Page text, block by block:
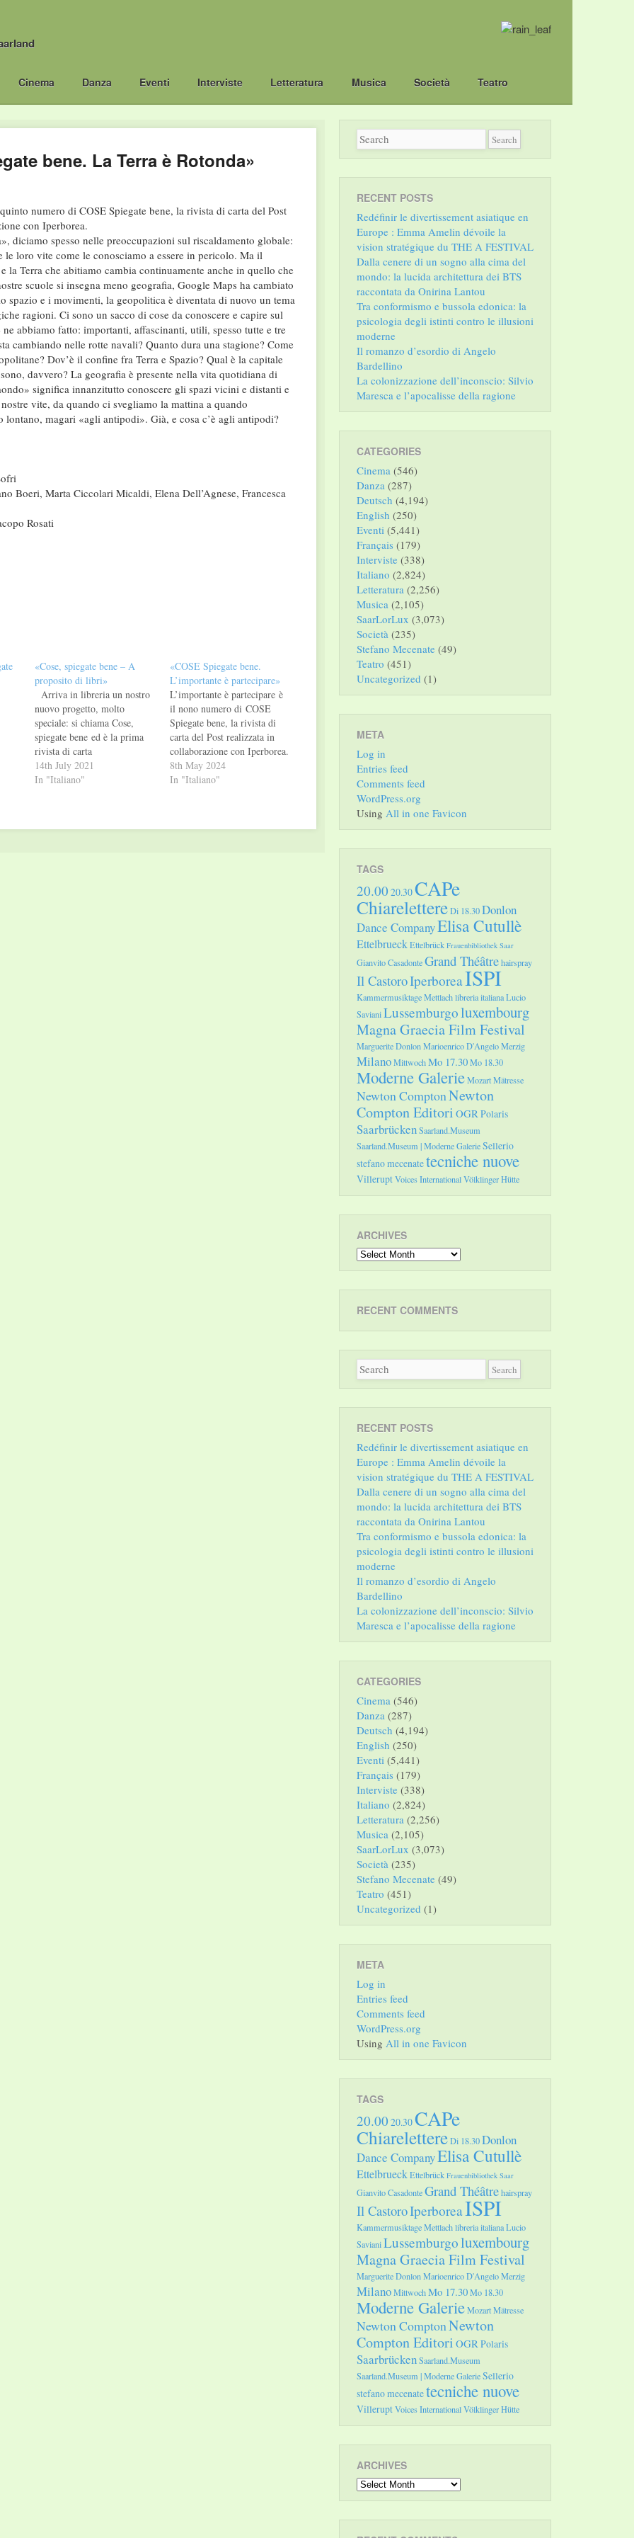
Cinema Danza Eventi Interviste Letteratura Musica Società Teatro
bene. La Terra è Rotonda»
numero di COSE Spiegate bene, la rivista di carta del Post
con Iperborea.
diciamo spesso nelle preoccupazioni sul riscaldamento globale:
le loro vite come le conosciamo a essere in pericolo. Ma il
la Terra che abitiamo cambia continuamente anche in quello che
scuole si insegna meno geografia, Google Maps ha cambiato
spazio e i movimenti, la geopolitica è diventata di nuovo un tema
ragioni. Ci sono un sacco di cose da conoscere e capire sul
abbiamo fatto: importanti, affascinanti, utili, spesso tutte e tre
cambiando nelle rotte navali? Quanto dura una stagione? Come
Dov’è il confine fra Terra e Spazio? Qual è la capitale
davvero? La geografia è presente nella vita quotidiana di
significa innanzitutto conoscere gli spazi vicini e distanti e
vite, da quando ci svegliamo la mattina a quando
magari «agli antipodi». Già, e cosa c’è agli antipodi?
Boeri, Marta Ciccolari Micaldi, Elena Dell’Agnese, Francesca
Rosati
«Cose, spiegate bene – A
proposito di libri»
Arriva in libreria un nostro
nuovo progetto, molto
speciale: si chiama Cose,
spiegate bene ed è la prima
rivista di carta
del Post realizzata in
collaborazione con
14th July 2021
In "Italiano"
«COSE Spiegate bene.
L’importante è partecipare»
L’importante è partecipare è
il nono numero di COSE
Spiegate bene, la rivista di
carta del Post realizzata in
collaborazione con Iperborea.
Tra entusiasmi, problemi,
successi, fallimenti, settimane
8th May 2024
In "Italiano"
RECENT POSTS
Redéfinir le divertissement asiatique en
Europe : Emma Amelin dévoile la
vision stratégique du THE A FESTIVAL
Dalla cenere di un sogno alla cima del
mondo: la lucida architettura dei BTS
raccontata da Onirina Lantou
Tra conformismo e bussola edonica: la
psicologia degli istinti contro le illusioni
moderne
Il romanzo d’esordio di Angelo
Bardellino
La colonizzazione dell’inconscio: Silvio
Maresca e l’apocalisse della ragione
CATEGORIES
Cinema (546)
Danza (287)
Deutsch (4,194)
English (250)
Eventi (5,441)
Français (179)
Interviste (338)
Italiano (2,824)
Letteratura (2,256)
Musica (2,105)
SaarLorLux (3,073)
Società (235)
Stefano Mecenate (49)
Teatro (451)
Uncategorized (1)
META
Log in
Entries feed
Comments feed
WordPress.org
Using All in one Favicon
TAGS
20.00 20.30CAPe
ChiarelettereDi 18.30Donlon
Dance CompanyElisa Cutullè
EttelbrueckEttelbrück Frauenbibliothek Saar
Gianvito CasadonteGrand Théâtrehairspray
Il CastoroIperboreaISPI
Kammermusiktage Mettlachlibreria italianaLucio
SavianiLussemburgoluxembourg
Magna Graecia Film Festival
Marguerite DonlonMarioenrico D'AngeloMerzig
MilanoMittwochMo 17.30Mo 18.30
Moderne GalerieMozartMätresse
Newton ComptonNewton
Compton Editori OGRPolaris
SaarbrückenSaarland.Museum
Saarland.Museum | Moderne GalerieSellerio
stefano mecenatetecniche nuove
VilleruptVoices InternationalVölklinger Hütte
ARCHIVES
Archives
RECENT COMMENTS
RECENT POSTS
Redéfinir le divertissement asiatique en
Europe : Emma Amelin dévoile la
vision stratégique du THE A FESTIVAL
Dalla cenere di un sogno alla cima del
mondo: la lucida architettura dei BTS
raccontata da Onirina Lantou
Tra conformismo e bussola edonica: la
psicologia degli istinti contro le illusioni
moderne
Il romanzo d’esordio di Angelo
Bardellino
La colonizzazione dell’inconscio: Silvio
Maresca e l’apocalisse della ragione
CATEGORIES
Cinema (546)
Danza (287)
Deutsch (4,194)
English (250)
Eventi (5,441)
Français (179)
Interviste (338)
Italiano (2,824)
Letteratura (2,256)
Musica (2,105)
SaarLorLux (3,073)
Società (235)
Stefano Mecenate (49)
Teatro (451)
Uncategorized (1)
META
Log in
Entries feed
Comments feed
WordPress.org
Using All in one Favicon
TAGS
20.00 20.30CAPe
ChiarelettereDi 18.30Donlon
Dance CompanyElisa Cutullè
EttelbrueckEttelbrück Frauenbibliothek Saar
Gianvito CasadonteGrand Théâtrehairspray
Il CastoroIperboreaISPI
Kammermusiktage Mettlachlibreria italianaLucio
SavianiLussemburgoluxembourg
Magna Graecia Film Festival
Marguerite DonlonMarioenrico D'AngeloMerzig
MilanoMittwochMo 17.30Mo 18.30
Moderne GalerieMozartMätresse
Newton ComptonNewton
Compton Editori OGRPolaris
SaarbrückenSaarland.Museum
Saarland.Museum | Moderne GalerieSellerio
stefano mecenatetecniche nuove
VilleruptVoices InternationalVölklinger Hütte
ARCHIVES
Archives